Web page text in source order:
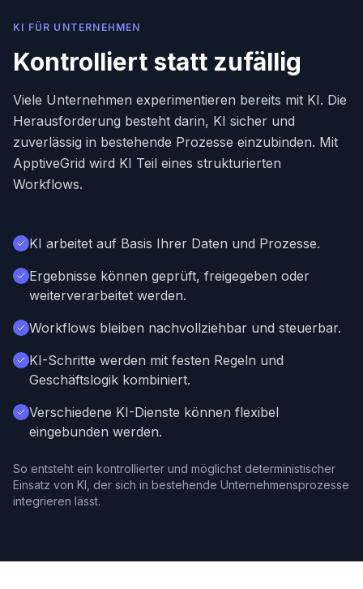
KI FÜR UNTERNEHMEN
Kontrolliert statt zufällig
Viele Unternehmen experimentieren bereits mit KI. Die
Herausforderung besteht darin, KI sicher und
zuverlässig in bestehende Prozesse einzubinden. Mit
ApptiveGrid wird KI Teil eines strukturierten
Workflows.
KI arbeitet auf Basis Ihrer Daten und Prozesse.
Ergebnisse können geprüft, freigegeben oder
weiterverarbeitet werden.
Workflows bleiben nachvollziehbar und steuerbar.
KI-Schritte werden mit festen Regeln und
Geschäftslogik kombiniert.
Verschiedene KI-Dienste können flexibel
eingebunden werden.
So entsteht ein kontrollierter und möglichst deterministischer
Einsatz von KI, der sich in bestehende Unternehmensprozesse
integrieren lässt.